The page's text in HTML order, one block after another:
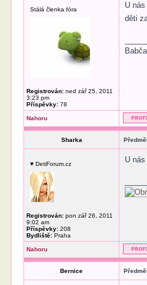
Stálá členka fóra
Registrován: ned zář 25, 2011
3:23 pm
Příspěvky: 78
U
děti
Babča
Nahoru
Sharka
♥ DetiForum.cz
Registrován: pon zář 26, 2011
9:02 am
Příspěvky: 208
Bydliště: Praha
U
Nahoru
Bernice